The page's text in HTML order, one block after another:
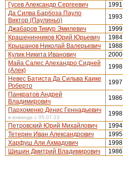
Гусев Александр Сергеевич
1991
Да Силва Барбоза Пауло
Виктор (Паулиньо)
1993
Джабаров Тимур Эмилевич
1999
Крашенинников Юрий Юрьевич
1984
Крышанов Николай Валерьевич
1988
Кулик Никита Иванович
2000
Майа Салес Алехандро Сидней
(Алек)
1998
Невес Батиста Да Сильва Каике
Роберто
1997
Панкратов Андрей
Владимирович
1986
Пархоменко Денис Геннадьевич
в команде с 05.07.23
1998
Петровский Юрий Михайлович
1994
Тетерин Иван Александрович
1995
Харфуш Али Ахмадович
1998
Шишин Дмитрий Владимирович
1986